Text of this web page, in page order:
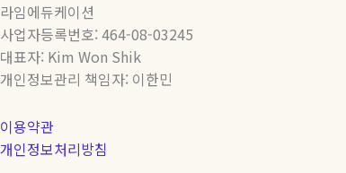
라임에듀케이션
사업자등록번호: 464-08-03245
대표자: Kim Won Shik
개인정보관리 책임자: 이한민
이용약관
개인정보처리방침